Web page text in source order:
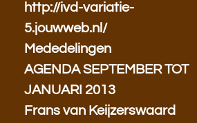
http://ivd-variatie-
5.jouwweb.nl/
Mededelingen
AGENDA SEPTEMBER TOT
JANUARI 2013
Frans van Keijzerswaard